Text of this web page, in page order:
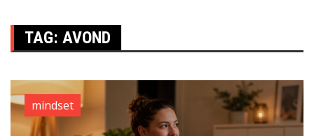
TAG: AVOND
mindset